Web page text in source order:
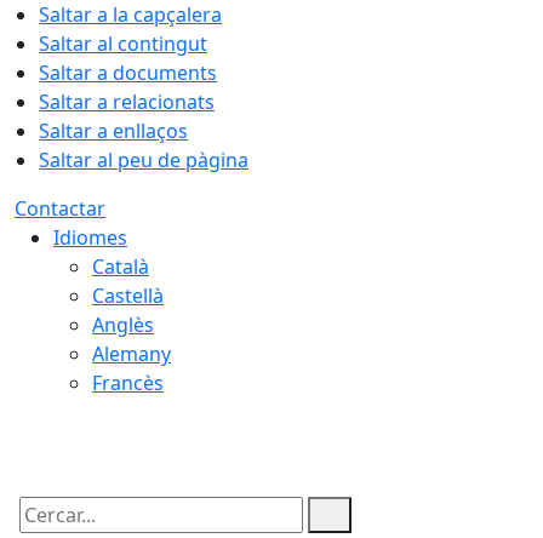
Saltar a la capçalera
Saltar al contingut
Saltar a documents
Saltar a relacionats
Saltar a enllaços
Saltar al peu de pàgina
Contactar
Idiomes
Català
Castellà
Anglès
Alemany
Francès